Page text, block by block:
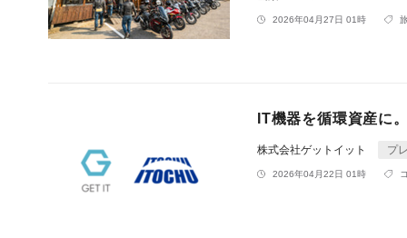
2026年04月27日 01時
IT機器を循環資産に
株式会社ゲットイット プ
2026年04月22日 01時